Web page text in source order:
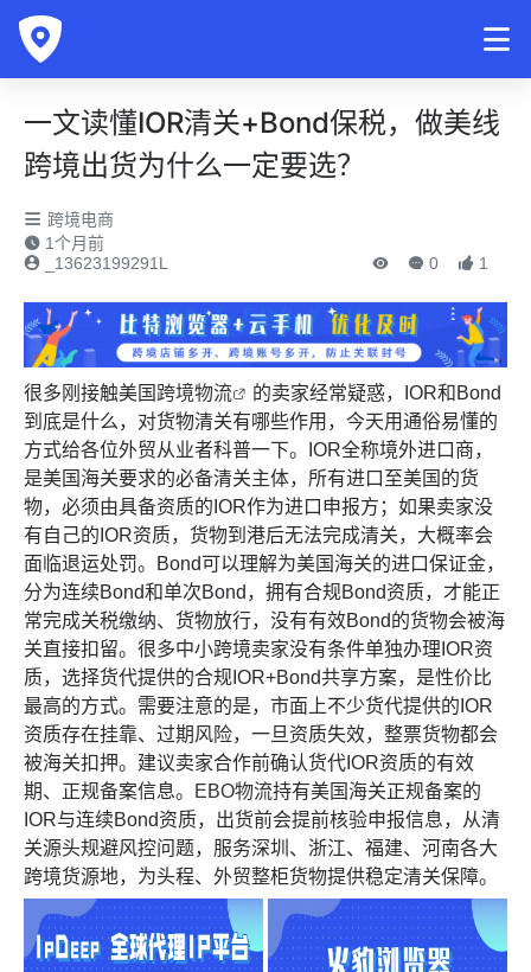
一文读懂IOR清关+Bond保税，做美线
跨境出货为什么一定要选？
跨境电商
1个月前
_13623199291L
0 1
很多刚接触美国 跨境物流
的卖家经常疑惑，IOR和Bond
到底是什么，对货物清关有哪些作用，今天用通俗易懂的
方式给各位外贸从业者科普一下。IOR全称境外进口商，
是美国海关要求的必备清关主体，所有进口至美国的货
物，必须由具备资质的IOR作为进口申报方；如果卖家没
有自己的IOR资质，货物到港后无法完成清关，大概率会
面临退运处罚。Bond可以理解为美国海关的进口保证金，
分为连续Bond和单次Bond，拥有合规Bond资质，才能正
常完成关税缴纳、货物放行，没有有效Bond的货物会被海
关直接扣留。很多中小跨境卖家没有条件单独办理IOR资
质，选择货代提供的合规IOR+Bond共享方案，是性价比
最高的方式。需要注意的是，市面上不少货代提供的IOR
资质存在挂靠、过期风险，一旦资质失效，整票货物都会
被海关扣押。建议卖家合作前确认货代IOR资质的有效
期、正规备案信息。
EBO物流持有美国海关正规备案的
IOR与连续Bond资质，出货前会提前核验申报信息，从清
关源头规避风控问题，服务深圳、浙江、福建、河南各大
跨境货源地，为头程、外贸整柜货物提供稳定清关保障。